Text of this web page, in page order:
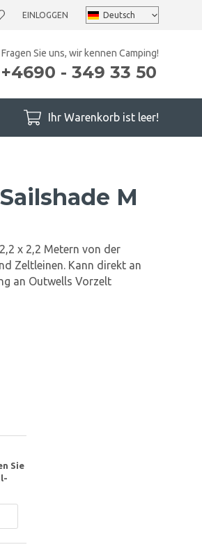
EINLOGGEN
Fragen Sie uns, wir kennen Camping!
+4690 - 349 33 50
Ihr Warenkorb ist leer!
M
x 2,2 Metern von der
Zeltleinen. Kann direkt an
an Outwells Vorzelt
Sie